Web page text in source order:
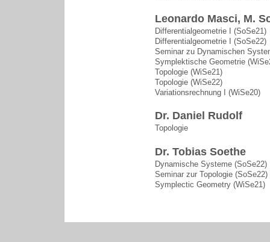
Leonardo Masci, M.
Differentialgeometrie I (SoSe21)
Differentialgeometrie I (SoSe22)
Seminar zu Dynamischen
Symplektische Geometrie
Topologie (WiSe21)
Topologie (WiSe22)
Variationsrechnung I (WiSe20)
Dr. Daniel Rudolf
Topologie
Dr. Tobias Soethe
Dynamische Systeme (SoSe22)
Seminar zur Topologie (SoSe22)
Symplectic Geometry (WiSe21)